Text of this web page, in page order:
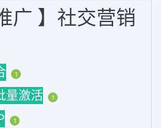
广 】社交营销
1
量激活 1
1